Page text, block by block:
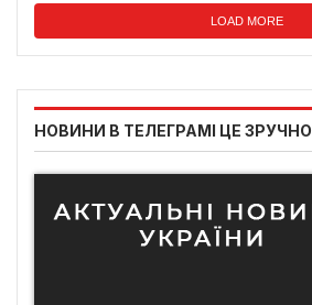
LOAD MORE
НОВИНИ В ТЕЛЕГРАМІ ЦЕ ЗРУЧНО